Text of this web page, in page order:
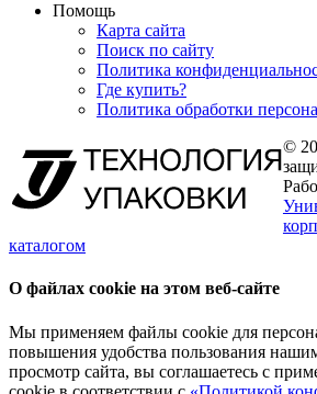
Помощь
Карта сайта
Поиск по сайту
Политика
Где купить?
Политика обработки
©
каталогом
О файлах cookie на этом веб-сайте
Мы применяем файлы cookie для
повышения удобства пользования
просмотр сайта, вы соглашаетесь с